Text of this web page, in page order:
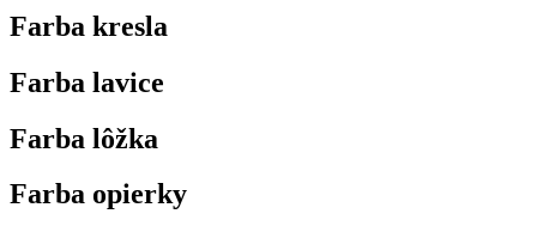
Farba kresla
Farba lavice
Farba lôžka
Farba opierky